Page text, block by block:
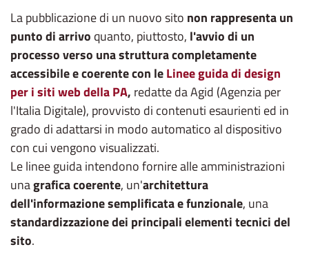
La pubblicazione di un nuovo sito non rappresenta un
punto di arrivo quanto, piuttosto, l'avvio di un
processo verso una struttura completamente
accessibile e coerente con leLinee guida di design
per i siti web della PA, redatte da Agid (Agenzia per
l'Italia Digitale), provvisto di contenuti esaurienti ed in
grado di adattarsi in modo automatico al dispositivo
con cui vengono visualizzati.
Le linee guida intendono fornire alle amministrazioni
unagrafica coerente, un'architettura
dell'informazione semplificata e funzionale, una
standardizzazione dei principali elementi tecnici del
sito.